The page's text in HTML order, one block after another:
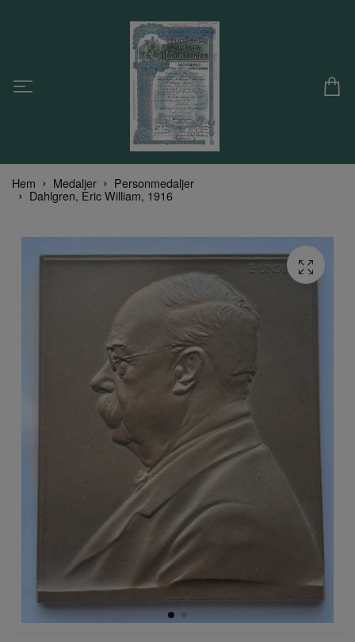
Hem Medaljer Personmedaljer
Dahlgren, Eric William, 1916